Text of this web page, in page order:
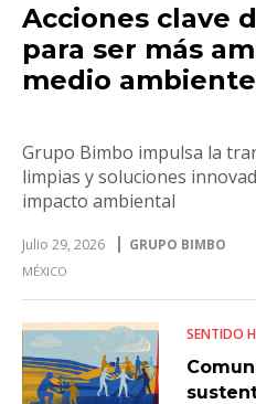
Acciones clave
para ser más
medio ambiente
Grupo Bimbo impulsa la
limpias y soluciones
impacto ambiental
Julio 29, 2026 GRUPO BIMBO
MÉXICO
SENTIDO